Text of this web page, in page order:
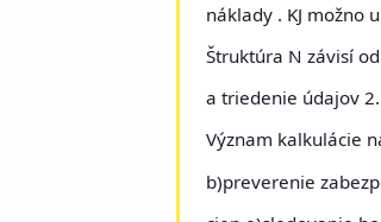
náklady . KJ možno
Štruktúra N závisí
a triedenie údajov
Význam kalkulácie
b)preverenie